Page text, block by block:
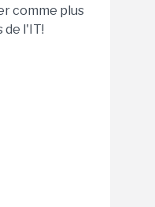
comme plus
de l'IT!